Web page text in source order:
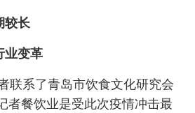
较长
业变革
联系了青岛市饮食文化研究会
者餐饮业是受此次疫情冲击最